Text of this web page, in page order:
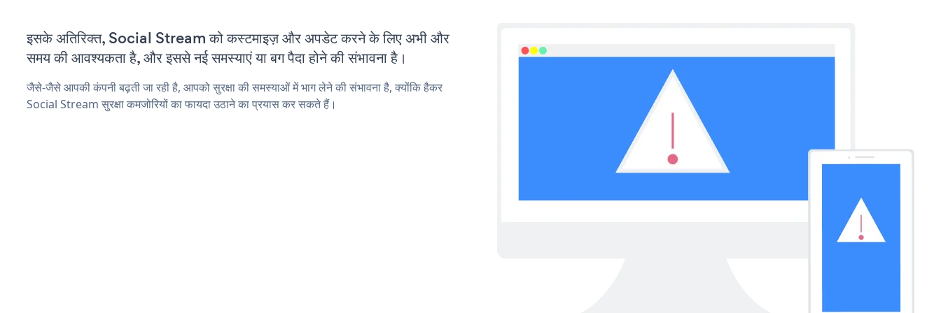
इसके अतिरिक्त, Social Stream को कस्टमाइज़ और अपडेट करने के लिए अभी और
समय की आवश्यकता है, और इससे नई समस्याएं या बग पैदा होने की संभावना है।
जैसे-जैसे आपकी कंपनी बढ़ती जा रही है, आपको सुरक्षा की समस्याओं में भाग लेने की संभावना है, क्योंकि हैकर
Social Stream सुरक्षा कमजोरियों का फायदा उठाने का प्रयास कर सकते हैं।